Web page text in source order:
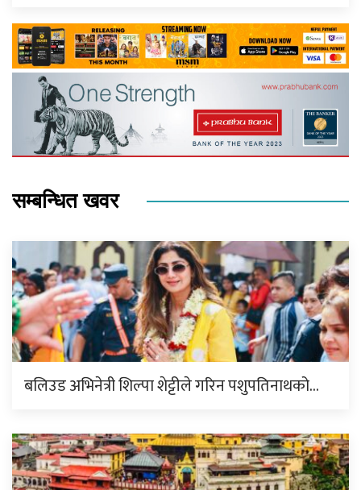
सम्बन्धित खवर
बलिउड अभिनेत्री शिल्पा शेट्टीले गरिन पशुपतिनाथको…